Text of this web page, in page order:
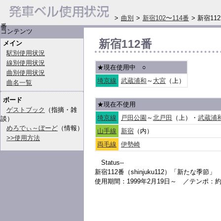
コンテンツ
メイン
駅別使用状況
線別使用状況
曲別使用状況
曲名一覧
ボード
ゲストブック
（指摘・雑
談）
めろでぃ～ぼーど （情報）
>>使用方法
新宿112番
★現在使用中 ○
埼京線
武蔵浦和 ～ 大宮 （上）
★現在不使用
埼京線
戸田公園 ～北戸田 （上）・武蔵浦
山手線
新宿 （内）
両毛線
伊勢崎
Status--
新宿112番（shinjuku112）「新たな季節」
使用期間：1999年2月19日～ ／テンポ：
> 曲別 > 新宿102〜114番 > 新宿112
番